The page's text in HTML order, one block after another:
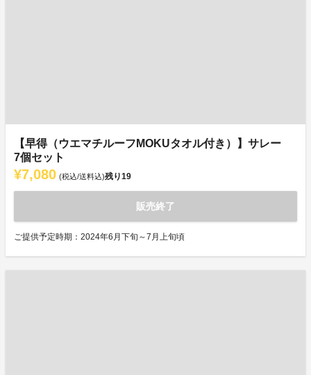
【早得（ウエマチルーフMOKUタオル付き）】サレー
7個セット
¥7,080 (税込/送料込)残り19
販売終了
ご提供予定時期：2024年6月下旬～7月上旬頃